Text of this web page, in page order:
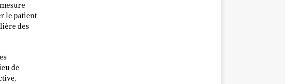
le patient
des
de